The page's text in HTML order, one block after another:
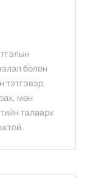
болон
тэтгэвэр,
мөн
талаарх